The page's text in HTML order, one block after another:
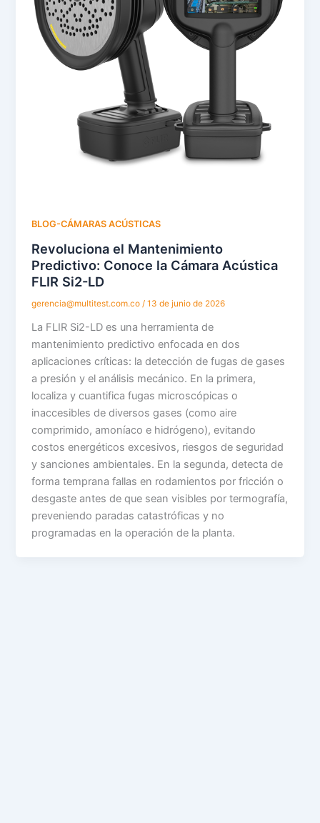
BLOG-CÁMARAS ACÚSTICAS
Revoluciona el Mantenimiento
Predictivo: Conoce la Cámara Acústica
FLIR Si2-LD
gerencia@multitest.com.co/13 de junio de 2026
La FLIR Si2-LD es una herramienta de
mantenimiento predictivo enfocada en dos
aplicaciones críticas: la detección de fugas de gases
a presión y el análisis mecánico. En la primera,
localiza y cuantifica fugas microscópicas o
inaccesibles de diversos gases (como aire
comprimido, amoníaco e hidrógeno), evitando
costos energéticos excesivos, riesgos de seguridad
y sanciones ambientales. En la segunda, detecta de
forma temprana fallas en rodamientos por fricción o
desgaste antes de que sean visibles por termografía,
preveniendo paradas catastróficas y no
programadas en la operación de la planta.